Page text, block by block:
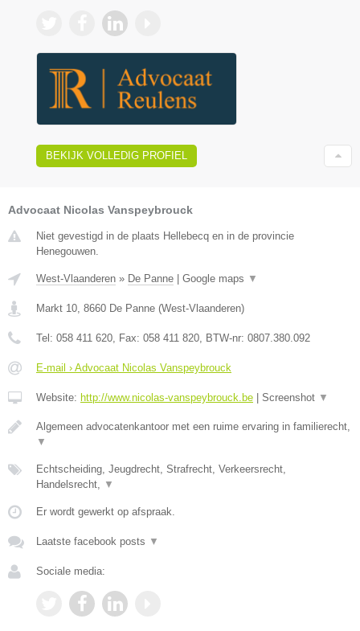
BEKIJK VOLLEDIG PROFIEL
Advocaat Nicolas Vanspeybrouck
Niet gevestigd in de plaats Hellebecq en in de provincie
Henegouwen.
West-Vlaanderen » De Panne Google maps ▼
Markt 10, 8660 De Panne (West-Vlaanderen)
Tel: 058 411 620, Fax: 058 411 820, BTW-nr: 0807.380.092
E-mail › Advocaat Nicolas Vanspeybrouck
Website: http://www.nicolas-vanspeybrouck.be Screenshot ▼
Algemeen advocatenkantoor met een ruime ervaring in familierecht,
▼
Echtscheiding, Jeugdrecht, Strafrecht, Verkeersrecht,
Handelsrecht, ▼
Er wordt gewerkt op afspraak.
Laatste facebook posts ▼
Sociale media: